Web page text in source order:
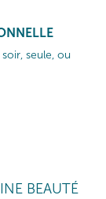
seule, ou
BEAUTÉ